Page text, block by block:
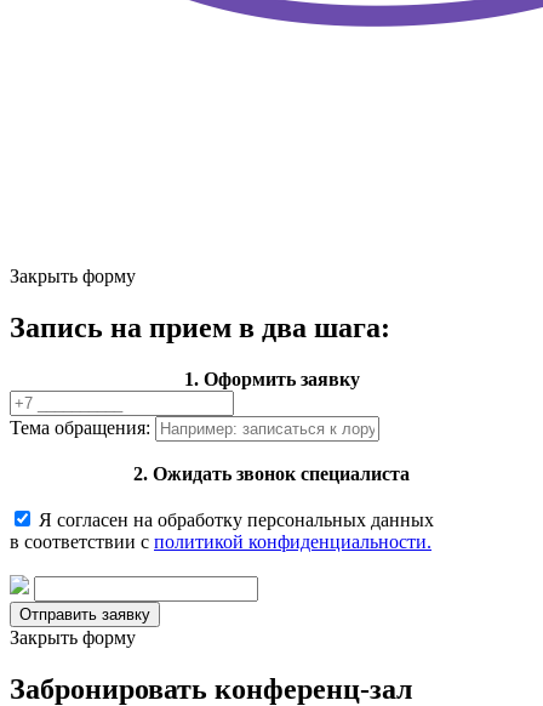
Закрыть форму
Запись на прием в два шага:
1. Оформить заявку
Тема обращения:
2. Ожидать звонок специалиста
Я согласен на обработку персональных данных
в соответствии с политикой конфиденциальности.
Закрыть форму
Забронировать конференц-зал